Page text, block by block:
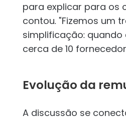
para explicar para os
contou. “Fizemos um
simplificação: quando
cerca de 10
Evolução da
A discussão se